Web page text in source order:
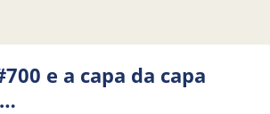
e a capa da capa